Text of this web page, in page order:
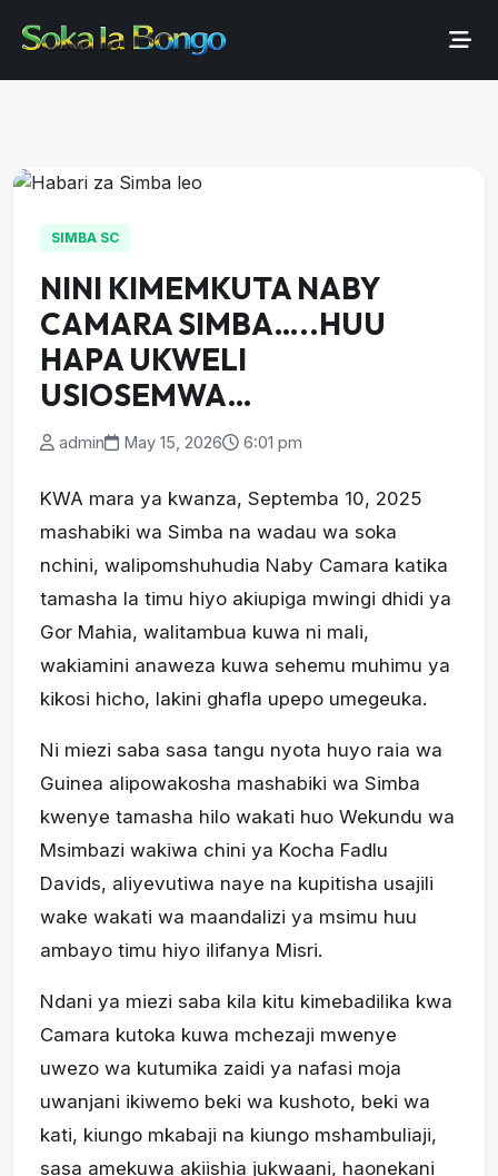
SIMBA SC
NINI KIMEMKUTA NABY
CAMARA SIMBA…..HUU
HAPA UKWELI
USIOSEMWA…
admin May 15, 2026 6:01 pm
KWA mara ya kwanza, Septemba 10, 2025
mashabiki wa Simba na wadau wa soka
nchini, walipomshuhudia Naby Camara katika
tamasha la timu hiyo akiupiga mwingi dhidi ya
Gor Mahia, walitambua kuwa ni mali,
wakiamini anaweza kuwa sehemu muhimu ya
kikosi hicho, lakini ghafla upepo umegeuka.
Ni miezi saba sasa tangu nyota huyo raia wa
Guinea alipowakosha mashabiki wa Simba
kwenye tamasha hilo wakati huo Wekundu wa
Msimbazi wakiwa chini ya Kocha Fadlu
Davids, aliyevutiwa naye na kupitisha usajili
wake wakati wa maandalizi ya msimu huu
ambayo timu hiyo ilifanya Misri.
Ndani ya miezi saba kila kitu kimebadilika kwa
Camara kutoka kuwa mchezaji mwenye
uwezo wa kutumika zaidi ya nafasi moja
uwanjani ikiwemo beki wa kushoto, beki wa
kati, kiungo mkabaji na kiungo mshambuliaji,
sasa amekuwa akiishia jukwaani, haonekani